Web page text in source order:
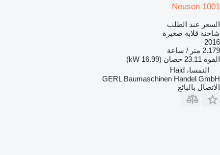
Neuson 1001
السعر عند الطلب
شاحنة قلابة صغيرة
2016
2.179 متر / ساعة
القوة 23.11 حصان (16.99 kW)
النمسا، Haid
GERL Baumaschinen Handel GmbH
الاتصال بالبائع